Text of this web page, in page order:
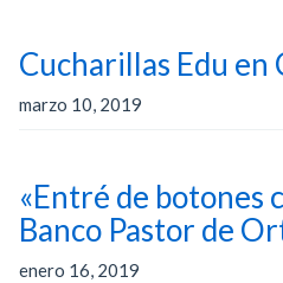
Cucharillas Edu en
marzo 10, 2019
«Entré de botones
Banco Pastor de
enero 16, 2019